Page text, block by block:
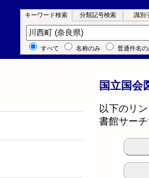
キーワード検索 分類記号検索 識別
キーワード検索
すべて 名称のみ 普通件名の
国立国会
以下のリ
書館サーチ